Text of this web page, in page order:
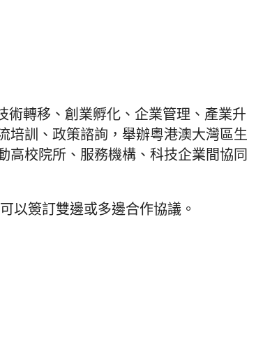
術轉移、創業孵化、企業管理、產業升
培訓、政策諮詢，舉辦粵港澳大灣區生
高校院所、服務機構、科技企業間協同
以簽訂雙邊或多邊合作協議。